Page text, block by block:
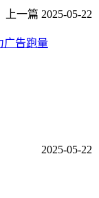
上一篇 2025-05-22
广告跑量
2025-05-22